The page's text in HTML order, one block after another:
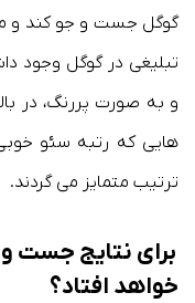
گوگل جست و جو کند و
و به صورت پررنگ، در
هایی که رتبه سئو
ترتیب متمایز می گردند.
برای نتایج جست
خواهد افتاد؟